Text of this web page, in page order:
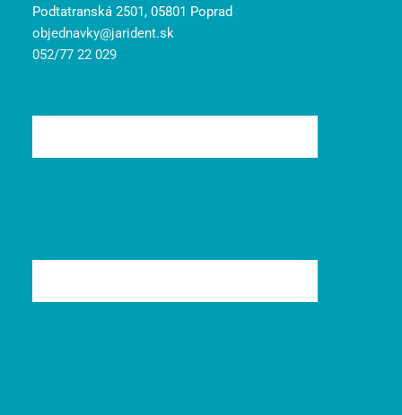
Podtatranská 2501, 05801 Poprad
objednavky@jarident.sk
052/77 22 029